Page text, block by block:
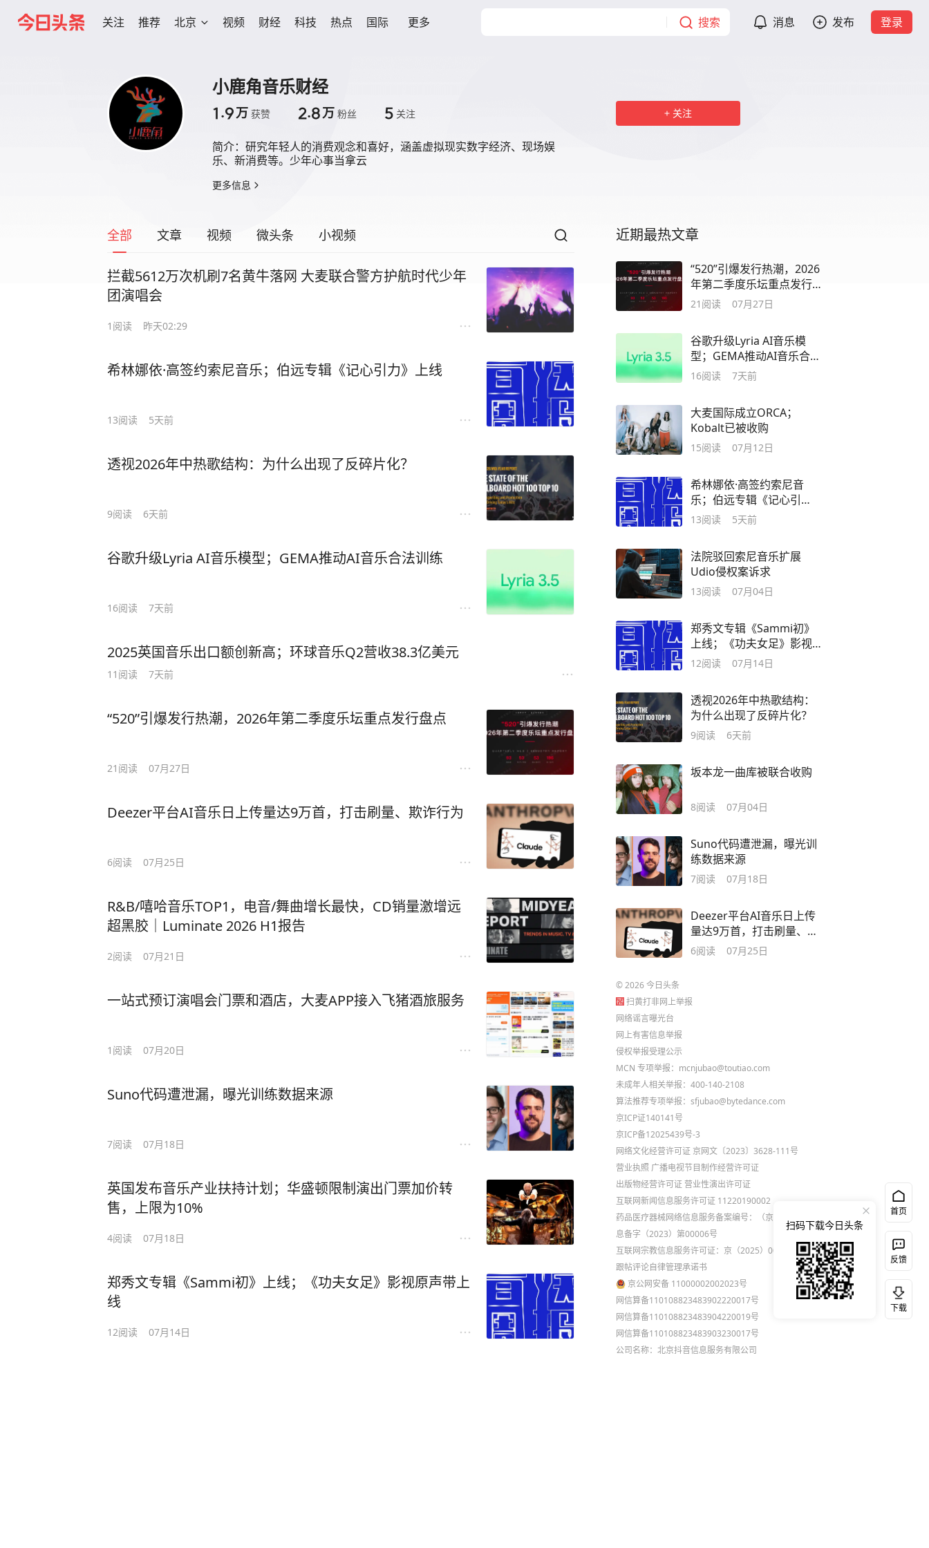
关注 推荐 北京 视频 财经 科技 热点 国际 更多 搜索 消息 发布 登录
小鹿角音乐财经
1.9万 获赞 2.8万 粉丝 5 关注
简介： 研究年轻人的消费观念和喜好，涵盖虚拟现实数字经济、现场娱
乐、新消费等。少年心事当拿云
更多信息
关注
全部 文章 视频 微头条 小视频
拦截5612万次机刷7名黄牛落网 大麦联合警方护航时代少年
团演唱会
1 阅读 昨天02:29
希林娜依·高签约索尼音乐；伯远专辑《记心引力》上线
13阅读 5天前
透视2026年中热歌结构：为什么出现了反碎片化？
9阅读 6天前
谷歌升级Lyria AI音乐模型；GEMA推动AI音乐合法训练
16阅读 7天前
2025英国音乐出口额创新高；环球音乐Q2营收38.3亿美元
11 阅读 7天前
“520”引爆发行热潮，2026年第二季度乐坛重点发行盘点
21 阅读 07月27日
Deezer平台AI音乐日上传量达9万首，打击刷量、欺诈行为
6阅读 07月25日
R&B/嘻哈音乐TOP1，电音/舞曲增长最快，CD销量激增远
超黑胶｜Luminate 2026 H1报告
2阅读 07月21日
一站式预订演唱会门票和酒店，大麦APP接入飞猪酒旅服务
1 阅读 07月20日
Suno代码遭泄漏，曝光训练数据来源
7阅读 07月18日
英国发布音乐产业扶持计划；华盛顿限制演出门票加价转
售，上限为10%
4阅读 07月18日
郑秀文专辑《Sammi初》上线；《功夫女足》影视原声带上
线
12阅读 07月14日
近期最热文章
“520”引爆发行热潮，2026
年第二季度乐坛重点发行
盘点
21 阅读 07月27日
谷歌升级Lyria AI音乐模
型；GEMA推动AI音乐合法
训练
16阅读 7天前
大麦国际成立ORCA；
Kobalt已被收购
15阅读 07月12日
希林娜依·高签约索尼音
乐；伯远专辑《记心引
力》上线
13阅读 5天前
法院驳回索尼音乐扩展
Udio侵权案诉求
13阅读 07月04日
郑秀文专辑《Sammi初》
上线；《功夫女足》影视
原声带上线
12阅读 07月14日
透视2026年中热歌结构：
为什么出现了反碎片化？
9阅读 6天前
坂本龙一曲库被联合收购
8阅读 07月04日
Suno代码遭泄漏，曝光训
练数据来源
7阅读 07月18日
Deezer平台AI音乐日上传
量达9万首，打击刷量、欺
诈行为
6阅读 07月25日
©2026今日头条
扫黄打非网上举报
网络谣言曝光台
网上有害信息举报
侵权举报受理公示
MCN 专项举报：mcnjubao@toutiao.com
未成年人相关举报：400-140-2108
算法推荐专项举报：sfjubao@bytedance.com
京ICP证140141号
京ICP备12025439号-3
网络文化经营许可证 京网文〔2023〕3628-111号
营业执照 广播电视节目制作经营许可证
出版物经营许可证 营业性演出许可证
互联网新闻信息服务许可证 11220190002
药品医疗器械网络信息服务备案编号：（京）网药械信
息备字（2023）第00006号
互联网宗教信息服务许可证：京（2025）0000021
跟帖评论自律管理承诺书
京公网安备 11000002002023号
网信算备110108823483902220017号
网信算备110108823483904220019号
网信算备110108823483903230017号
公司名称：北京抖音信息服务有限公司
首页
反馈
下载
扫码下载今日头条